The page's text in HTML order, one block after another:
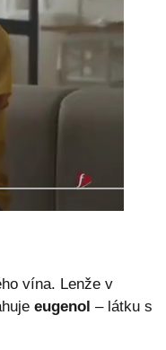
vína. Lenže v
eugenol – látku s